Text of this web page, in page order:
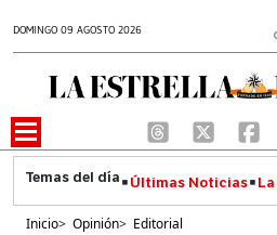
DOMINGO 09 AGOSTO 2026
Últimas Noticias
Inicio> Opinión> Editorial